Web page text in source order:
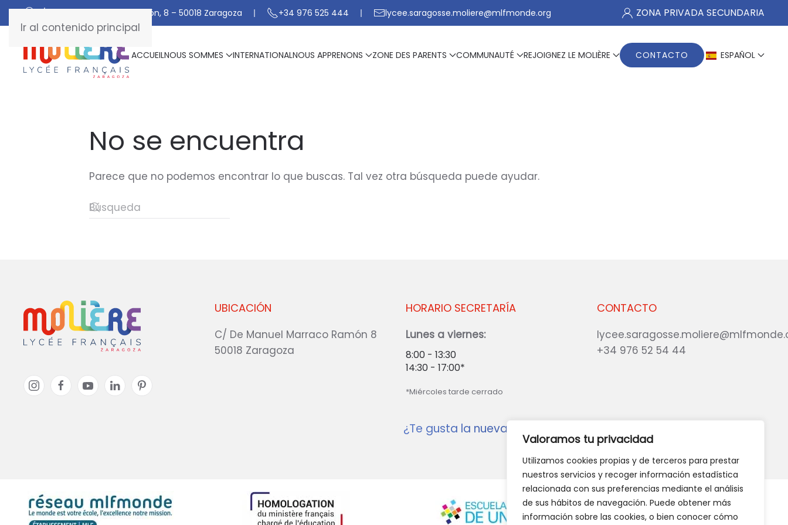
Valoramos tu privacidad
Utilizamos cookies propias y de terceros para prestar
nuestros servicios y recoger información estadística
relacionada con sus preferencias mediante el análisis
de sus hábitos de navegación. Puede obtener más
información sobre las cookies, o bien conocer cómo
Ir al contenido principal
C/ De Manuel Marraco Ramón, 8 – 50018 Zaragoza +34 976 525 444 lycee.saragosse.moliere@mlfmonde.org ZONA PRIVADA SECUNDARIA
ACCUEILNOUS SOMMES INTERNATIONALNOUS APPRENONS ZONE DES PARENTS COMMUNAUTÉ REJOIGNEZ LE MOLIÈRE CONTACTO ESPAÑOL
No se encuentra
Parece que no podemos encontrar lo que buscas. Tal vez otra búsqueda puede ayudar.
UBICACIÓN
C/ De Manuel Marraco Ramón 8
50018 Zaragoza
CONTACTO
+34 976 52 54 44
HORARIO SECRETARÍA
Lunes a viernes:
8:00 - 13:30
14:30 - 17:00*
*Miércoles tarde cerrado
¿Te gusta la nueva web?